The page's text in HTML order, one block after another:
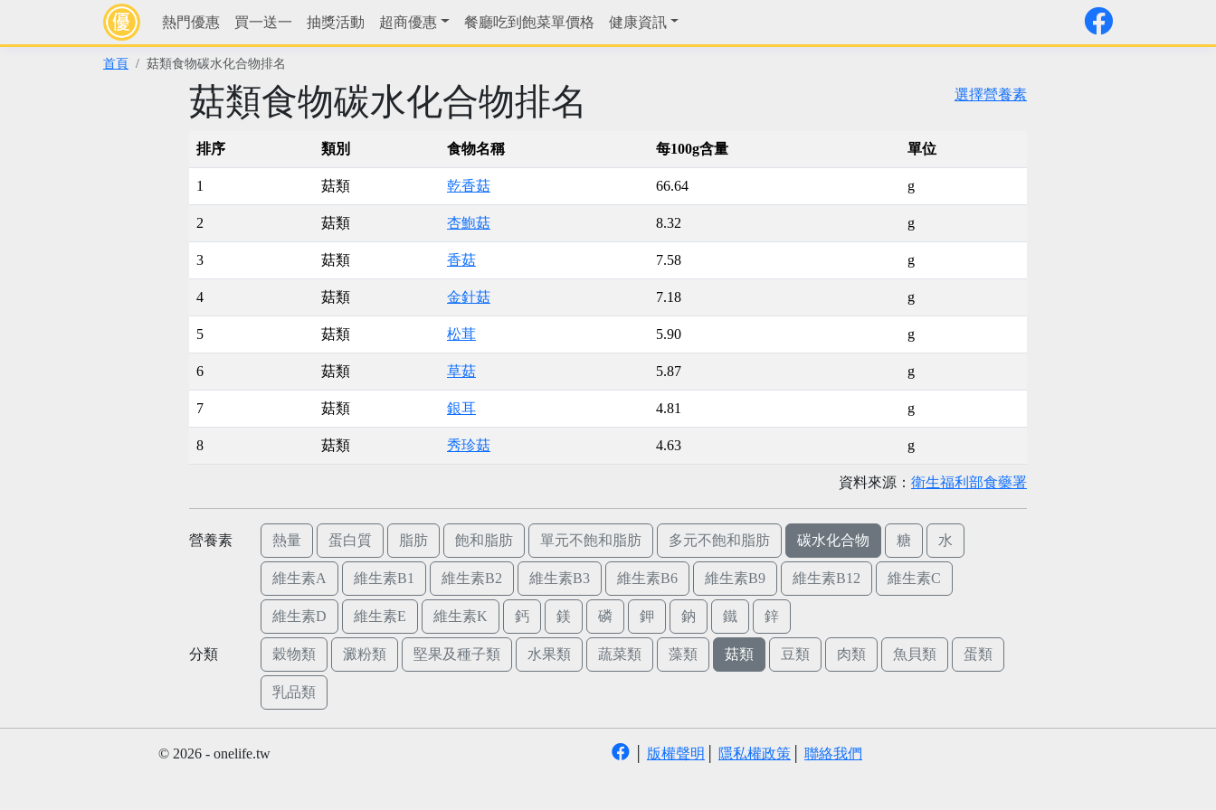
熱門優惠 買一送一 抽獎活動 超商優惠 餐廳吃到飽菜單價格 健康資訊
首頁 菇類食物碳水化合物排名
選擇營養素
菇類食物碳水化合物排名
排序 類別 食物名稱 每100g含量 單位
1 菇類 乾香菇 66.64 g
2 菇類 杏鮑菇 8.32 g
3 菇類 香菇 7.58 g
4 菇類 金針菇 7.18 g
5 菇類 松茸 5.90 g
6 菇類 草菇 5.87 g
7 菇類 銀耳 4.81 g
8 菇類 秀珍菇 4.63 g
資料來源： 衛生福利部食藥署
營養素 熱量 蛋白質 脂肪 飽和脂肪 單元不飽和脂肪 多元不飽和脂肪 碳水化合物 糖 水
維生素A 維生素B1 維生素B2 維生素B3 維生素B6 維生素B9 維生素B12 維生素C
維生素D 維生素E 維生素K 鈣 鎂 磷 鉀 鈉 鐵 鋅
分類 穀物類 澱粉類 堅果及種子類 水果類 蔬菜類 藻類 菇類 豆類 肉類 魚貝類 蛋類
乳品類
© 2026 - onelife.tw 版權聲明 隱私權政策 聯絡我們